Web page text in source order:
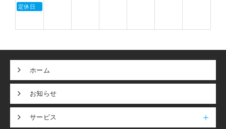
定休日
ホーム
お知らせ
サービス